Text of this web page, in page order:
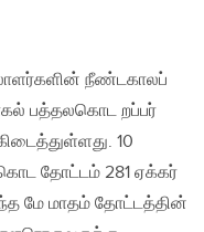
நீண்டகாலப்
பத்தலகொட றப்பர்
10
தோட்டம் 281 ஏக்கர்
மே மாதம் தோட்டத்தின்